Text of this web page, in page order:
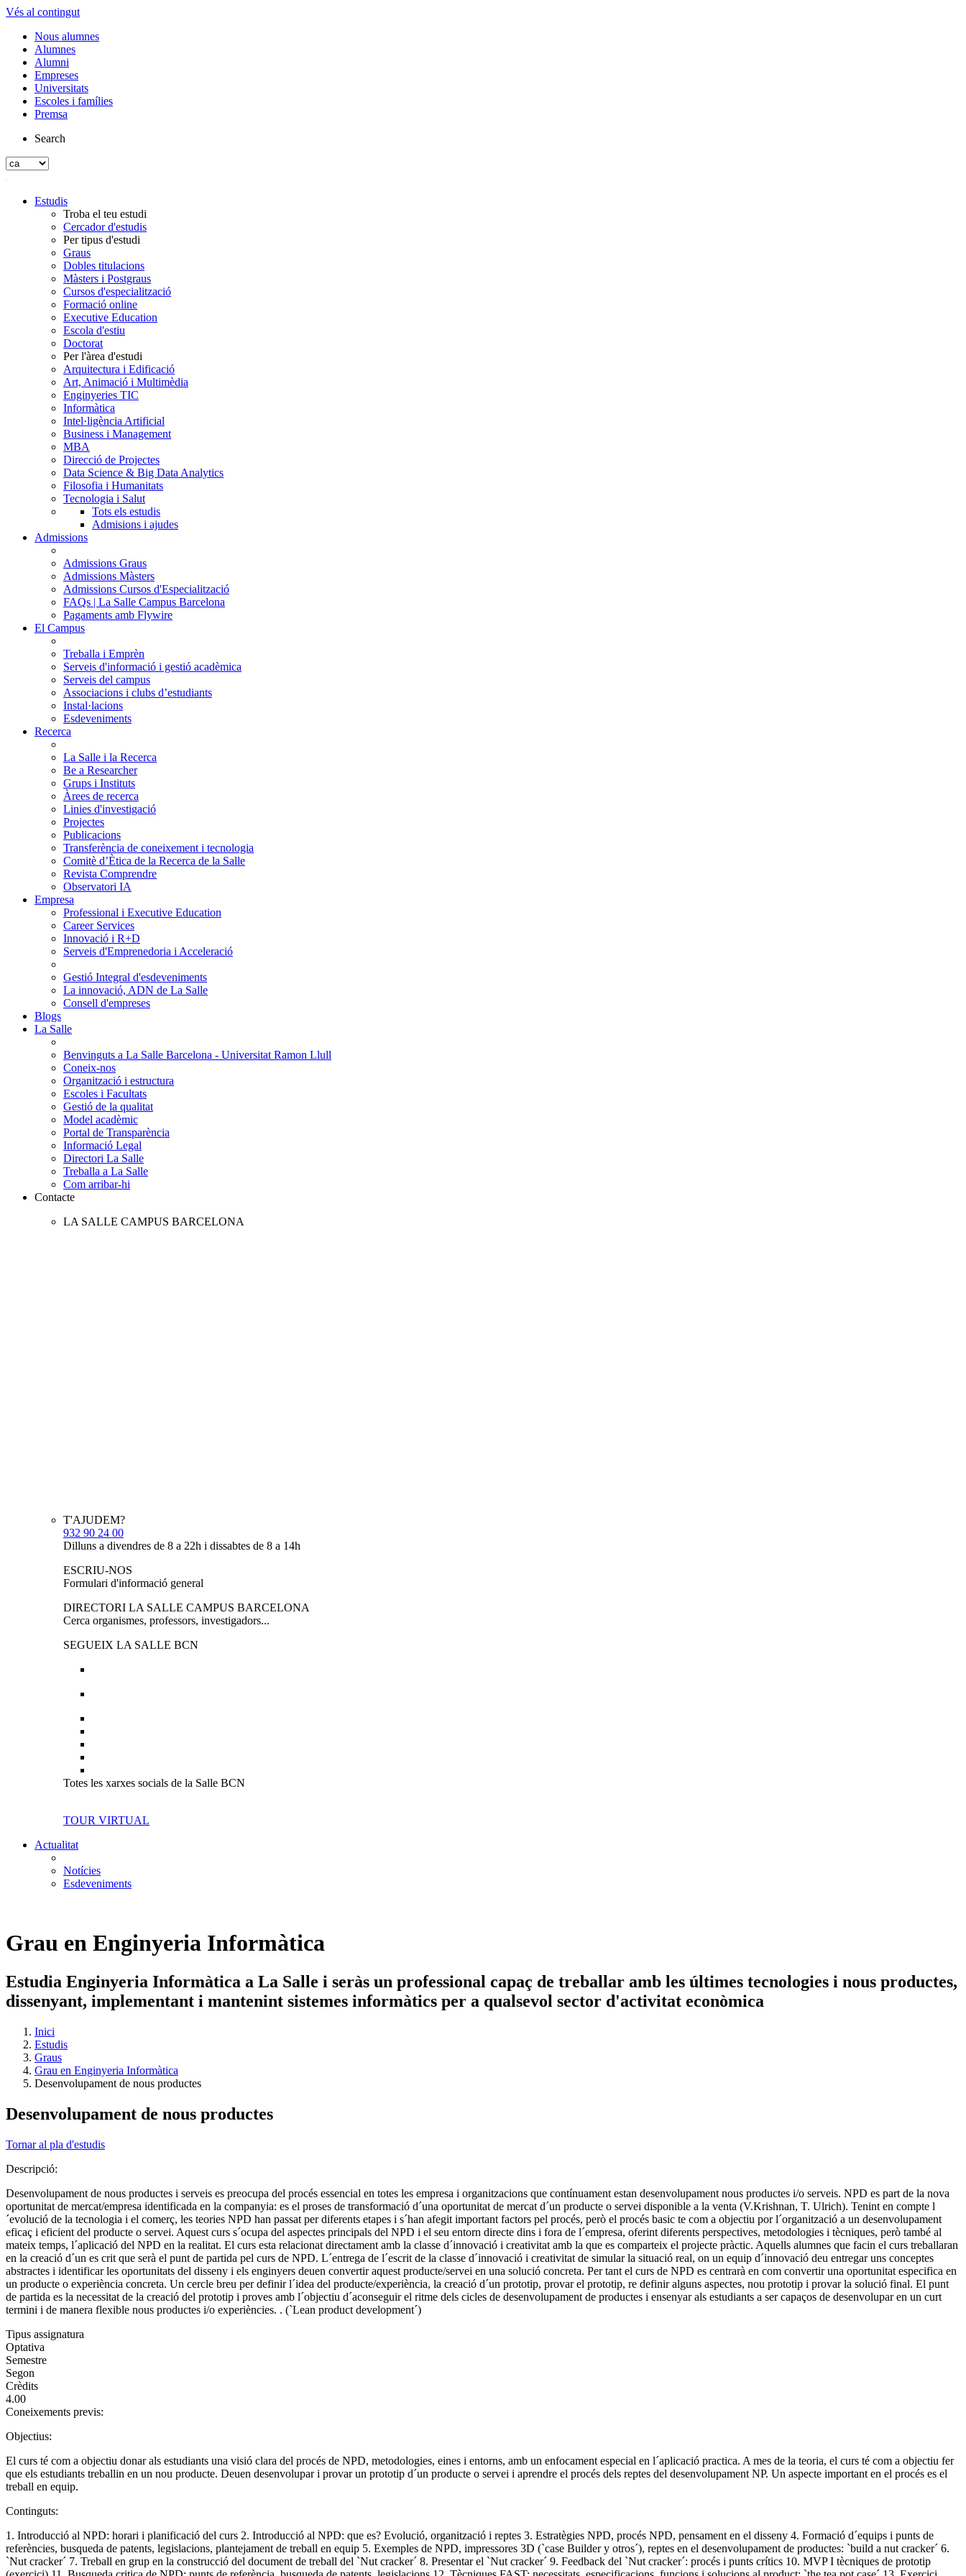
Vés al contingut
Nous alumnes
Alumnes
Alumni
Empreses
Universitats
Escoles i famílies
Premsa
Search
Estudis
Troba el teu estudi
Cercador d'estudis
Per tipus d'estudi
Graus
Dobles titulacions
Màsters i Postgraus
Cursos d'especialització
Formació online
Executive Education
Escola d'estiu
Doctorat
Per l'àrea d'estudi
Arquitectura i Edificació
Art, Animació i Multimèdia
Enginyeries TIC
Informàtica
Intel·ligència Artificial
Business i Management
MBA
Direcció de Projectes
Data Science & Big Data Analytics
Filosofia i Humanitats
Tecnologia i Salut
Tots els estudis
Admisions i ajudes
Admissions
Admissions Graus
Admissions Màsters
Admissions Cursos d'Especialització
FAQs | La Salle Campus Barcelona
Pagaments amb Flywire
El Campus
Treballa i Emprèn
Serveis d'informació i gestió acadèmica
Serveis del campus
Associacions i clubs d’estudiants
Instal·lacions
Esdeveniments
Recerca
La Salle i la Recerca
Be a Researcher
Grups i Instituts
Àrees de recerca
Linies d'investigació
Projectes
Publicacions
Transferència de coneixement i tecnologia
Comitè d’Ètica de la Recerca de la Salle
Revista Comprendre
Observatori IA
Empresa
Professional i Executive Education
Career Services
Innovació i R+D
Serveis d'Emprenedoria i Acceleració
Gestió Integral d'esdeveniments
La innovació, ADN de La Salle
Consell d'empreses
Blogs
La Salle
Benvinguts a La Salle Barcelona - Universitat Ramon Llull
Coneix-nos
Organització i estructura
Escoles i Facultats
Gestió de la qualitat
Model acadèmic
Portal de Transparència
Informació Legal
Directori La Salle
Treballa a La Salle
Com arribar-hi
Contacte
LA SALLE CAMPUS BARCELONA
T'AJUDEM?
932 90 24 00
Dilluns a divendres de 8 a 22h i dissabtes de 8 a 14h
ESCRIU-NOS
Formulari d'informació general
DIRECTORI LA SALLE CAMPUS BARCELONA
Cerca organismes, professors, investigadors...
SEGUEIX LA SALLE BCN
Totes les xarxes socials de la Salle BCN
TOUR VIRTUAL
Actualitat
Notícies
Esdeveniments
Grau en Enginyeria Informàtica
Estudia Enginyeria Informàtica a La Salle i seràs un professional capaç de treballar amb les últimes tecnologies i nous productes,
dissenyant, implementant i mantenint sistemes informàtics per a qualsevol sector d'activitat econòmica
Inici
Estudis
Graus
Grau en Enginyeria Informàtica
Desenvolupament de nous productes
Desenvolupament de nous productes
Tornar al pla d'estudis
Descripció:
Desenvolupament de nous productes i serveis es preocupa del procés essencial en totes les empresa i organitzacions que contínuament estan desenvolupament nous productes i/o serveis. NPD es part de la nova
oportunitat de mercat/empresa identificada en la companyia: es el proses de transformació d´una oportunitat de mercat d´un producte o servei disponible a la venta (V.Krishnan, T. Ulrich). Tenint en compte l
´evolució de la tecnologia i el comerç, les teories NPD han passat per diferents etapes i s´han afegit important factors pel procés, però el procés basic te com a objectiu por l´organització a un desenvolupament
eficaç i eficient del producte o servei. Aquest curs s´ocupa del aspectes principals del NPD i el seu entorn directe dins i fora de l´empresa, oferint diferents perspectives, metodologies i tècniques, però també al
mateix temps, l´aplicació del NPD en la realitat. El curs esta relacionat directament amb la classe d´innovació i creativitat amb la que es comparteix el projecte pràctic. Aquells alumnes que facin el curs treballaran
en la creació d´un es crit que serà el punt de partida pel curs de NPD. L´entrega de l´escrit de la classe d´innovació i creativitat de simular la situació real, on un equip d´innovació deu entregar uns conceptes
abstractes i identificar les oportunitats del disseny i els enginyers deuen convertir aquest producte/servei en una solució concreta. Per tant el curs de NPD es centrarà en com convertir una oportunitat especifica en
un producte o experiència concreta. Un cercle breu per definir l´idea del producte/experiència, la creació d´un prototip, provar el prototip, re definir alguns aspectes, nou prototip i provar la solució final. El punt
de partida es la necessitat de la creació del prototip i proves amb l´objectiu d´aconseguir el ritme dels cicles de desenvolupament de productes i ensenyar als estudiants a ser capaços de desenvolupar en un curt
termini i de manera flexible nous productes i/o experiències. . (`Lean product development´)
Tipus assignatura
Optativa
Semestre
Segon
Crèdits
4.00
Coneixements previs:
Objectius:
El curs té com a objectiu donar als estudiants una visió clara del procés de NPD, metodologies, eines i entorns, amb un enfocament especial en l´aplicació practica. A mes de la teoria, el curs té com a objectiu fer
que els estudiants treballin en un nou producte. Deuen desenvolupar i provar un prototip d´un producte o servei i aprendre el procés dels reptes del desenvolupament NP. Un aspecte important en el procés es el
treball en equip.
Continguts:
1. Introducció al NPD: horari i planificació del curs 2. Introducció al NPD: que es? Evolució, organització i reptes 3. Estratègies NPD, procés NPD, pensament en el disseny 4. Formació d´equips i punts de
referències, busqueda de patents, legislacions, plantejament de treball en equip 5. Exemples de NPD, impressores 3D (`case Builder y otros´), reptes en el desenvolupament de productes: `build a nut cracker´ 6.
`Nut cracker´ 7. Treball en grup en la construcció del document de treball del `Nut cracker´ 8. Presentar el `Nut cracker´ 9. Feedback del `Nut cracker´: procés i punts crítics 10. MVP I tècniques de prototip